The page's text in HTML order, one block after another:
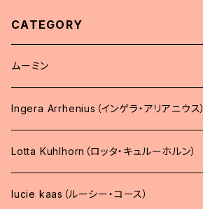
CATEGORY
ムーミン
Ingera Arrhenius（インゲラ・アリアニウス）
Lotta Kuhlhorn（ロッタ・キュルーホルン）
lucie kaas（ルーシー・コース）